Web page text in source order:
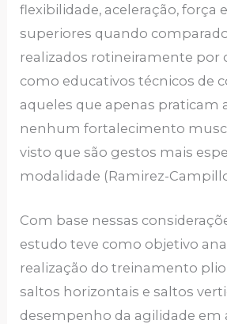
flexibilidade, aceleração, força
superiores quando
realizados rotineiramente por
como educativos técnicos de
aqueles que apenas praticam
nenhum fortalecimento
visto que são gestos mais
modalidade (Ramirez-
Com base nessas
estudo teve como objetivo
realização do treinamento
saltos horizontais e saltos
desempenho da agilidade em